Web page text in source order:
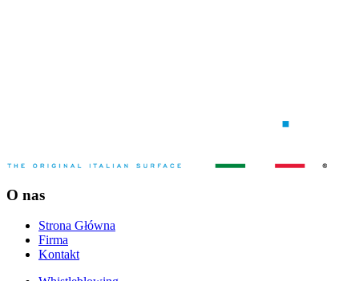
O nas
Strona Główna
Firma
Kontakt